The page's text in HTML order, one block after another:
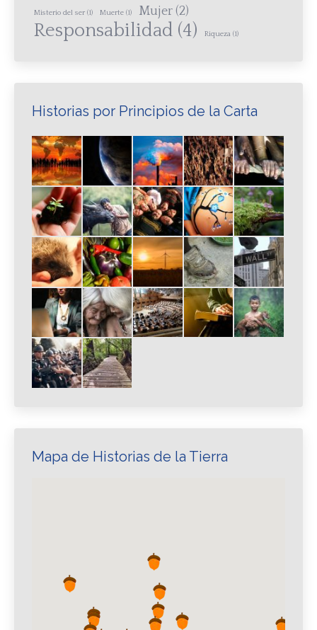
Misterio del ser (1) Muerte (1) Mujer (2)
Responsabilidad (4) Riqueza (1)
Historias por Principios de la Carta
Mapa de Historias de la Tierra